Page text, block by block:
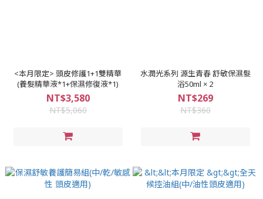
<本月限定> 頭皮修護1+1雙精華
(養髮精華液*1+保濕修復液*1)
NT$3,580
NT$5,060
水潤光系列 源生青春 舒敏保濕髮
浴50ml × 2
NT$269
NT$360